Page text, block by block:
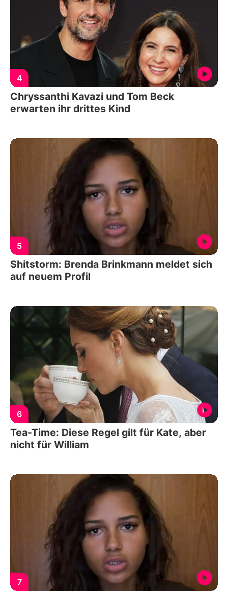
4
Chryssanthi Kavazi und Tom Beck
erwarten ihr drittes Kind
5
Shitstorm: Brenda Brinkmann meldet sich
auf neuem Profil
6
Tea-Time: Diese Regel gilt für Kate, aber
nicht für William
7